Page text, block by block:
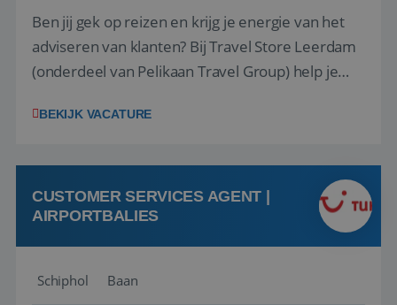
Ben jij gek op reizen en krijg je energie van het
adviseren van klanten? Bij Travel Store Leerdam
(onderdeel van Pelikaan Travel Group) help je
vinden. Samen maken we van elke reis een
hebt in de reisbranche of j...
BEKIJK VACATURE
CUSTOMER SERVICES AGENT |
AIRPORTBALIES
Schiphol Baan